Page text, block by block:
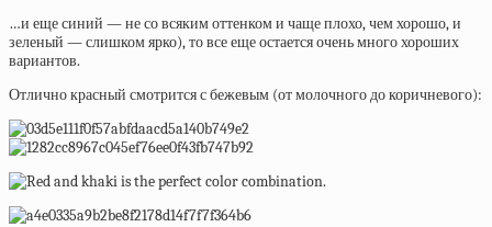
…и еще синий — не со всяким оттенком и чаще плохо, чем хорошо, и
зеленый — слишком ярко), то все еще остается очень много хороших
вариантов.
Отлично красный смотрится с бежевым (от молочного до коричневого):